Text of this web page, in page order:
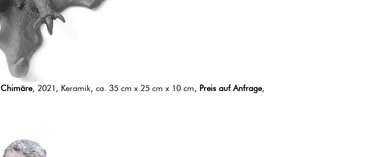
Chimäre, 2021, Keramik, ca. 35 cm x 25 cm x 10 cm, Preis auf Anfrage,